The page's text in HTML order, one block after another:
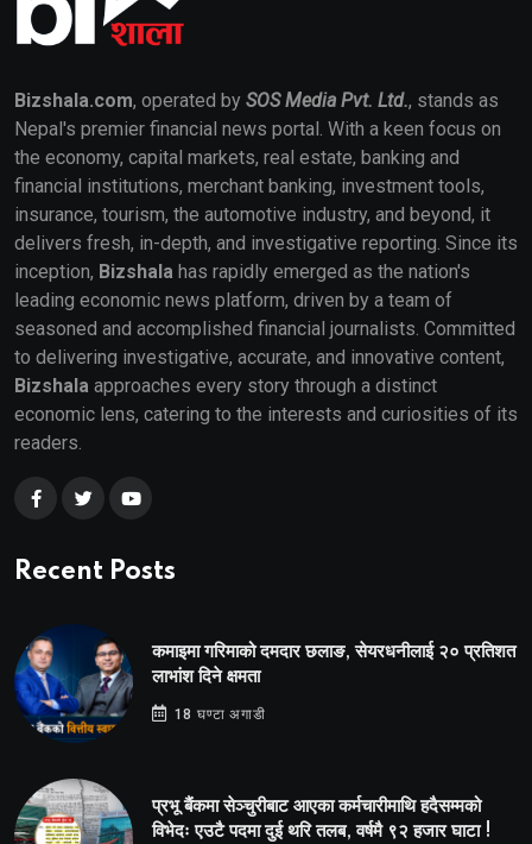
Bizshala.com, operated by SOS Media Pvt. Ltd., stands as
Nepal's premier financial news portal. With a keen focus on
the economy, capital markets, real estate, banking and
financial institutions, merchant banking, investment tools,
insurance, tourism, the automotive industry, and beyond, it
delivers fresh, in-depth, and investigative reporting. Since its
inception, Bizshala has rapidly emerged as the nation's
leading economic news platform, driven by a team of
seasoned and accomplished financial journalists. Committed
to delivering investigative, accurate, and innovative content,
Bizshala approaches every story through a distinct
economic lens, catering to the interests and curiosities of its
readers.
Recent Posts
कमाइमा गरिमाको दमदार छलाङ, सेयरधनीलाई २० प्रतिशत
लाभांश दिने क्षमता
18 घण्टा अगाडी
प्रभू बैंकमा सेञ्चुरीबाट आएका कर्मचारीमाथि हदैसम्मको
विभेदः एउटै पदमा दुई थरि तलब, वर्षमै ९२ हजार घाटा !